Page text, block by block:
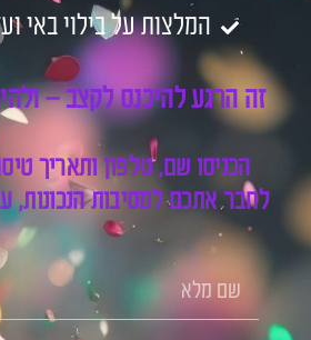
המלצות על בילוי באי
זה הרגע להיכנס לקצב –
הכניסו שם, טלפון ותאריך
לחבר אתכם למסיבות הנכונות,